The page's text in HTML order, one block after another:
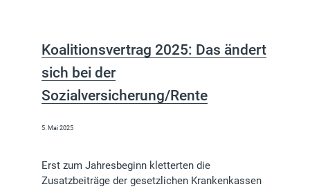
Koalitionsvertrag 2025: Das ändert
sich bei der
Sozialversicherung/Rente
5. Mai 2025
Erst zum Jahresbeginn kletterten die
Zusatzbeiträge der gesetzlichen Krankenkassen